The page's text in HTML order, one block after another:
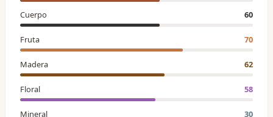
Cuerpo 60
Fruta 70
Madera 62
Floral 58
Mineral 30